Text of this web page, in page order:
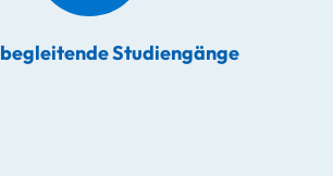
Studiengänge